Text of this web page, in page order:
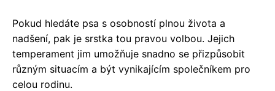
Pokud hledáte psa s osobností plnou života a
nadšení, pak je srstka tou pravou volbou. Jejich
temperament jim umožňuje snadno se přizpůsobit
různým situacím a být vynikajícím společníkem pro
celou rodinu.